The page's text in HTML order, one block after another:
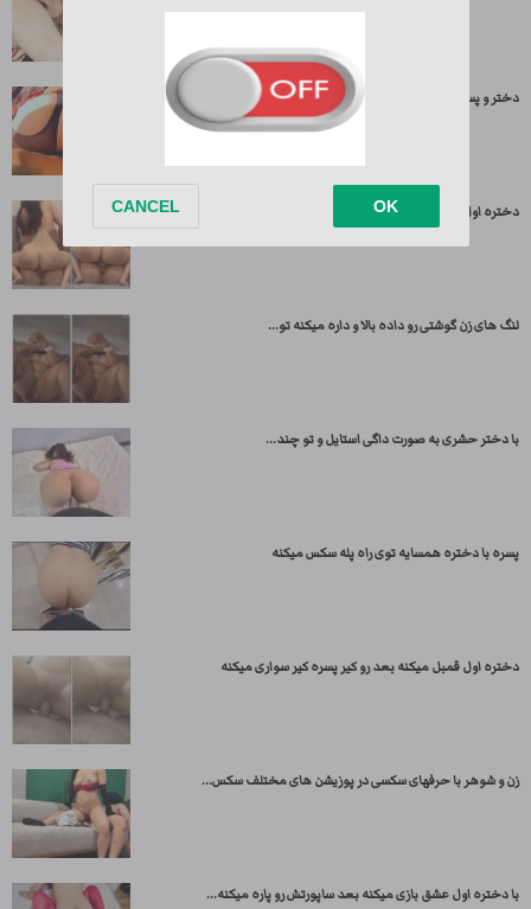
دختر و پسر به صورت داگی و کیر سواری کردن دختر...
دختره اول قشنگ کیر پسره رو میخوره بعد رو کیرش میشینه...
لنگ های زن گوشتی رو داده بالا و داره میکنه تو...
با دختر حشری به صورت داگی استایل و تو چند...
پسره با دختره همسایه توی راه پله سکس میکنه
دختره اول قمبل میکنه بعد رو کیر پسره کیر سواری میکنه
زن و شوهر با حرفهای سکسی در پوزیشن های مختلف سکس...
با دختره اول عشق بازی میکنه بعد ساپورتش رو پاره میکنه...